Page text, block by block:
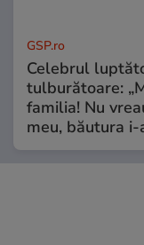
GSP.ro
Celebrul
tulburătoare:
familia! Nu
meu, băutura